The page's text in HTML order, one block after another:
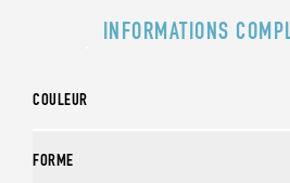
INFORMATIONS
COULEUR
FORME